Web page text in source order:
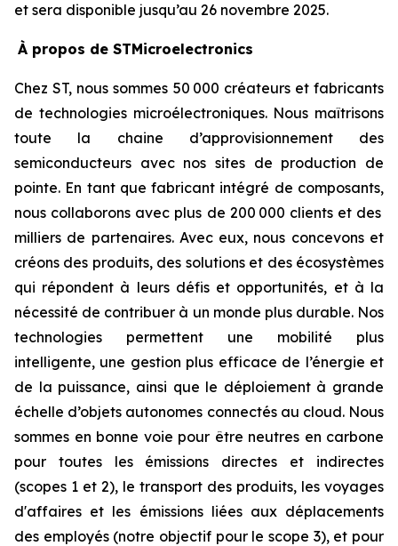
et sera disponible jusqu’au 26 novembre 2025.
À propos de STMicroelectronics
Chez ST, nous sommes 50 000 créateurs et fabricants
de technologies microélectroniques. Nous maîtrisons
toute la chaine d’approvisionnement des
semiconducteurs avec nos sites de production de
pointe. En tant que fabricant intégré de composants,
nous collaborons avec plus de 200 000 clients et des
milliers de partenaires. Avec eux, nous concevons et
créons des produits, des solutions et des écosystèmes
qui répondent à leurs défis et opportunités, et à la
nécessité de contribuer à un monde plus durable. Nos
technologies permettent une mobilité plus
intelligente, une gestion plus efficace de l’énergie et
de la puissance, ainsi que le déploiement à grande
échelle d’objets autonomes connectés au cloud. Nous
sommes en bonne voie pour être neutres en carbone
pour toutes les émissions directes et indirectes
(scopes 1 et 2), le transport des produits, les voyages
d'affaires et les émissions liées aux déplacements
des employés (notre objectif pour le scope 3), et pour